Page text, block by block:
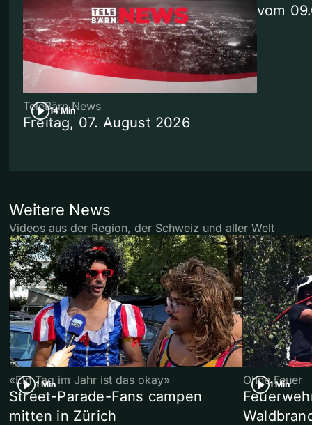
14 Min
TeleBärn News
Freitag, 07. August 2026
vom
Weitere News
Videos aus der Region, der Schweiz und aller Welt
1 Min
«Ein Tag im Jahr ist das okay»
Street-Parade-Fans campen
mitten in Zürich
1 Min
Ohne Feuer